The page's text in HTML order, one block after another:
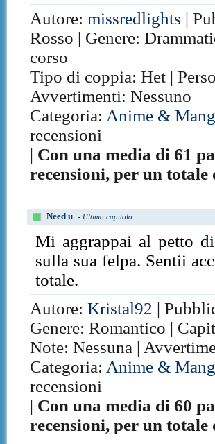
Autore:missredlights |
Rosso | Genere:
corso
Tipo di coppia: Het |
Avvertimenti: Nessuno
Categoria: Anime &
recensioni
| Con una media di 61
recensioni, per un totale
Need u - Ultimo capitolo
Mi aggrappai al petto
sulla sua felpa. Sentii
totale.
Autore:Kristal92 |
Genere: Romantico |
Note: Nessuna |
Categoria: Anime &
recensioni
| Con una media di 60
recensioni, per un totale